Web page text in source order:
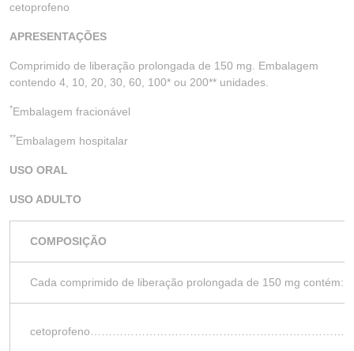
cetoprofeno
APRESENTAÇÕES
Comprimido de liberação prolongada de 150 mg. Embalagem
contendo 4, 10, 20, 30, 60, 100* ou 200** unidades.
*Embalagem fracionável
**Embalagem hospitalar
USO ORAL
USO ADULTO
COMPOSIÇÃO
Cada comprimido de liberação prolongada de 150 mg contém: